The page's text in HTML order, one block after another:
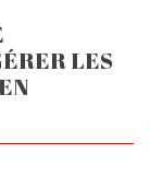
LES